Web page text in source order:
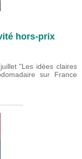
hors-prix
"Les idées claires
sur France